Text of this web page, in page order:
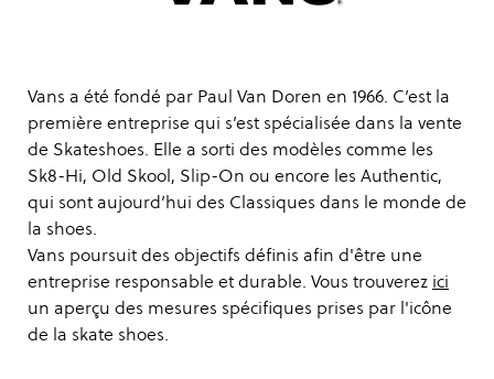
Vans a été fondé par Paul Van Doren en 1966. C’est la
première entreprise qui s’est spécialisée dans la vente
de Skateshoes. Elle a sorti des modèles comme les
Sk8-Hi, Old Skool, Slip-On ou encore les Authentic,
qui sont aujourd’hui des Classiques dans le monde de
la shoes.
Vans poursuit des objectifs définis afin d'être une
entreprise responsable et durable. Vous trouverez ici
un aperçu des mesures spécifiques prises par l'icône
de la skate shoes.